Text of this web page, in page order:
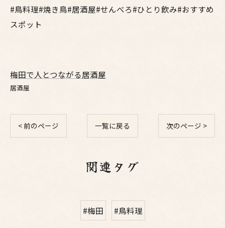
#鳥料理#焼き鳥#居酒屋#せんべろ#ひとり飲み#おすすめ
スポット
梅田で人とつながる居酒屋
居酒屋
< 前のページ 一覧に戻る 次のページ >
関連タグ
#梅田 #鳥料理